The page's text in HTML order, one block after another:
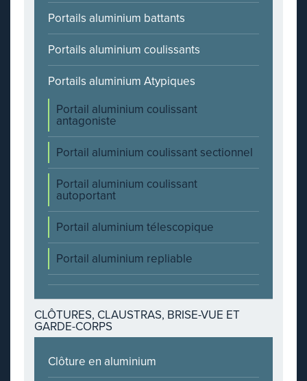
Portails aluminium battants
Portails aluminium coulissants
Portails aluminium Atypiques
Portail aluminium coulissant
antagoniste
Portail aluminium coulissant sectionnel
Portail aluminium coulissant
autoportant
Portail aluminium télescopique
Portail aluminium repliable
CLÔTURES, CLAUSTRAS, BRISE-VUE ET
GARDE-CORPS
Clôture en aluminium